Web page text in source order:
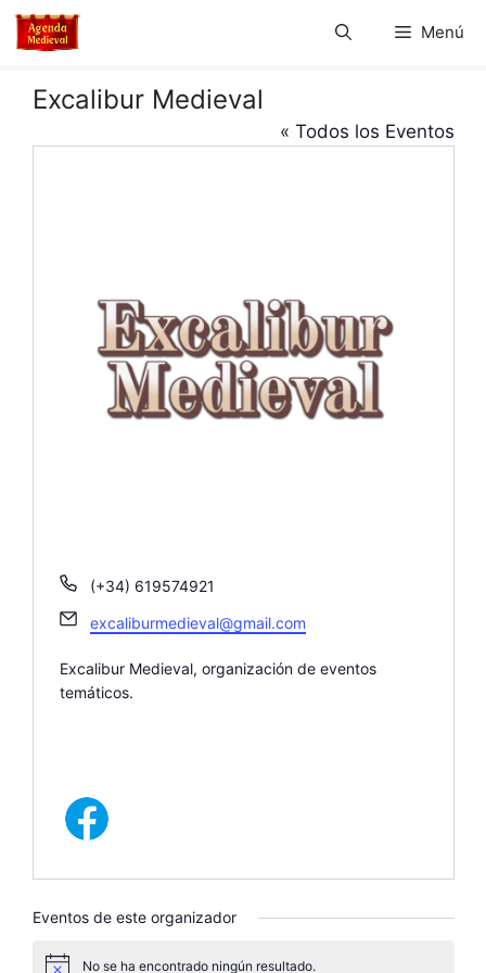
Saltar
Menú
Excalibur Medieval
« Todos los Eventos
T
l
f
o
(+34) 619574921
E
a
i
excaliburmedieval@gmail.com
Excalibur Medieval, organización de eventos
temáticos.
Eventos de este organizador
No se ha encontrado ningún resultado.